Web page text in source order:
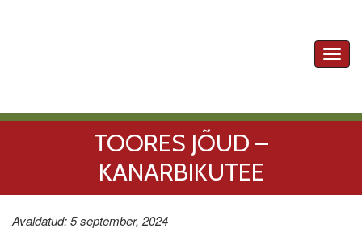
TOORES JÕUD –
KANARBIKUTEE
Avaldatud: 5 september, 2024